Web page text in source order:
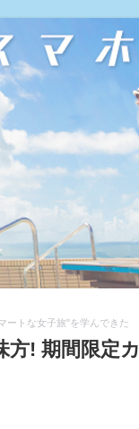
ートな女子旅"を学んできた
方! 期間限定